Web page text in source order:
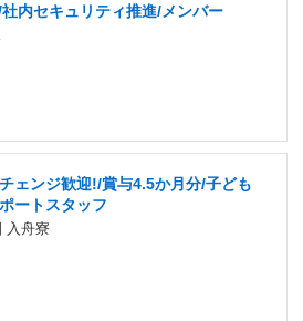
内セキュリティ推進/メンバー
ェンジ歓迎!/賞与4.5か月分/子ども
ートスタッフ
入舟寮